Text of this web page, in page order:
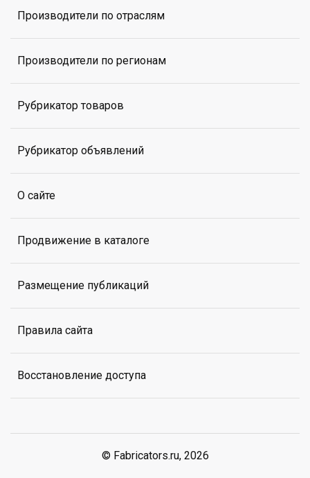
Производители по отраслям
Производители по регионам
Рубрикатор товаров
Рубрикатор объявлений
О сайте
Продвижение в каталоге
Размещение публикаций
Правила сайта
Восстановление доступа
© Fabricators.ru, 2026